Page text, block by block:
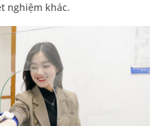
nghiệm khác.